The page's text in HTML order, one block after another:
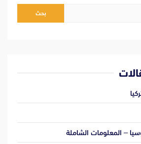
– المعلومات الشاملة